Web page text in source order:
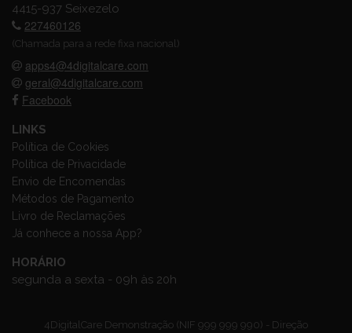
4415-937 Seixezelo
227460126
(Chamada para a rede fixa nacional)
apps4@4digitalcare.com
geral@4digitalcare.com
Facebook
LINKS
Política de Cookies
Política de Privacidade
Envio de Encomendas
Métodos de Pagamento
Livro de Reclamações
Já conhece a nossa App?
HORÁRIO
segunda a sexta - 09h às 20h
4DigitalCare Demonstração (NIF 999 999 990) - Direção